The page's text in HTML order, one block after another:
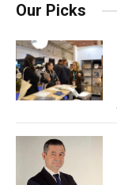
Our Picks